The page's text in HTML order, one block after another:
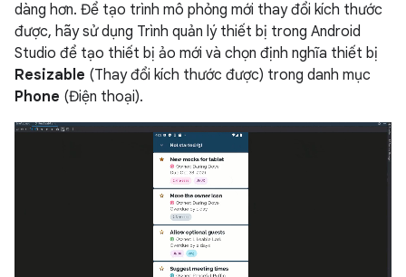
dàng hơn. Để tạo trình mô phỏng mới thay đổi kích thước
được, hãy sử dụng Trình quản lý thiết bị trong Android
Studio để tạo thiết bị ảo mới và chọn định nghĩa thiết bị
Resizable (Thay đổi kích thước được) trong danh mục
Phone (Điện thoại).